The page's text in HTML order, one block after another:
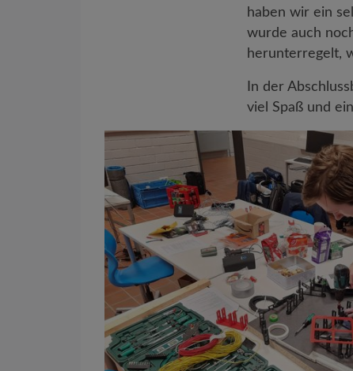
haben wir ein
wurde auch
herunterregelt,
In der
viel Spaß und